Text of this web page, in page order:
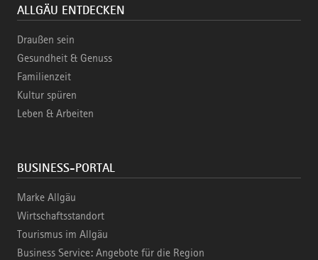
ALLGÄU ENTDECKEN
Draußen sein
Gesundheit & Genuss
Familienzeit
Kultur spüren
Leben & Arbeiten
BUSINESS-PORTAL
Marke Allgäu
Wirtschaftsstandort
Tourismus im Allgäu
Business Service: Angebote für die Region